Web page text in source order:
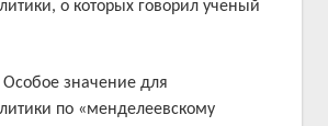
о которых говорил ученый
Особое значение для
по «менделеевскому